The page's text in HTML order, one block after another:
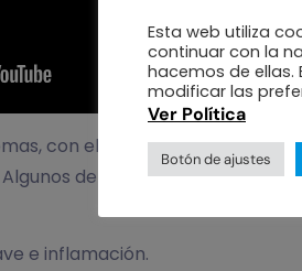
con el fin de prevenir o
de los síntomas
e inflamación.
Esta web utiliza
continuar con la
hacemos de ellas.
modificar las
Ver Política
Botón de ajustes